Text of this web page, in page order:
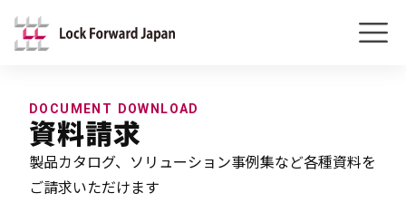
DOCUMENT DOWNLOAD
資料請求
製品カタログ、ソリューション事例集など各種資料を
ご請求いただけます